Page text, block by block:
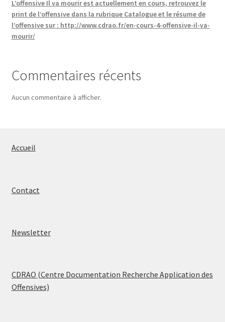
L’offensive Il va mourir est actuellement en cours, retrouvez le
print de l’offensive dans la rubrique Catalogue et le résume de
l’offensive sur : http://www.cdrao.fr/en-cours-4-offensive-il-va-
mourir/
Commentaires récents
Aucun commentaire à afficher.
Accueil
Contact
Newsletter
CDRAO (Centre Documentation Recherche Application des
Offensives)